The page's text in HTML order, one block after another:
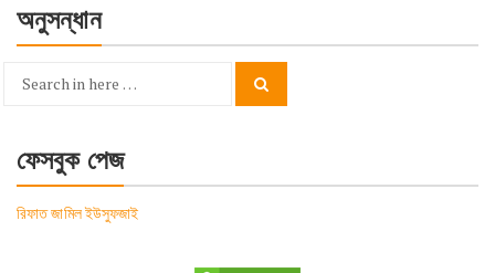
অনুসন্ধান
Search
ফেসবুক পেজ
রিফাত জামিল ইউসুফজাই